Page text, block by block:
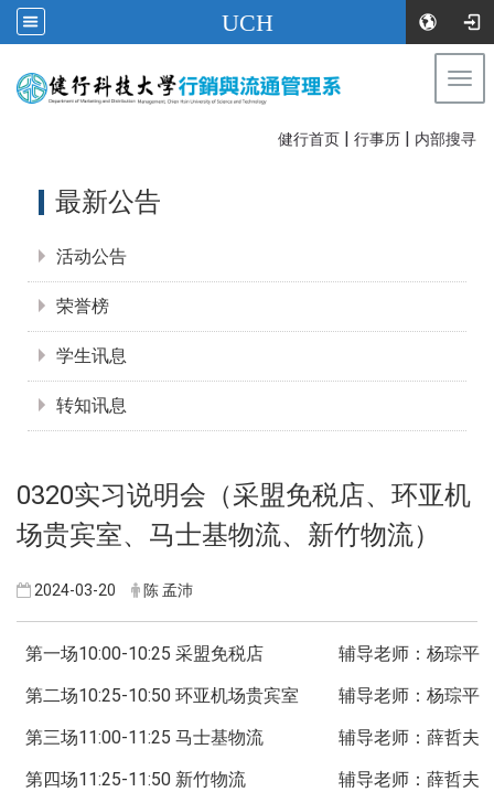
UCH
健行首页 | 行事历 | 内部搜寻
最新公告
活动公告
荣誉榜
学生讯息
转知讯息
0320实习说明会（采盟免税店、环亚机
场贵宾室、马士基物流、新竹物流）
2024-03-20 陈 孟沛
第一场10:00-10:25 采盟免税店
辅导老师：杨琮平
第二场10:25-10:50 环亚机场贵宾室
辅导老师：杨琮平
第三场11:00-11:25 马士基物流
辅导老师：薛哲夫
第四场11:25-11:50 新竹物流
辅导老师：薛哲夫